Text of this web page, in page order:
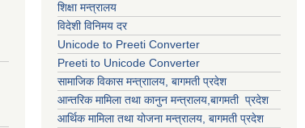
शिक्षा मन्त्रालय
विदेशी विनिमय दर
Unicode to Preeti Converter
Preeti to Unicode Converter
सामाजिक विकास मन्त्राालय, बागमती प्रदेश
आन्तरिक मामिला तथा कानुन मन्त्रालय,बागमती प्रदेश
आर्थिक मामिला तथा योजना मन्त्रालय, बागमती प्रदेश